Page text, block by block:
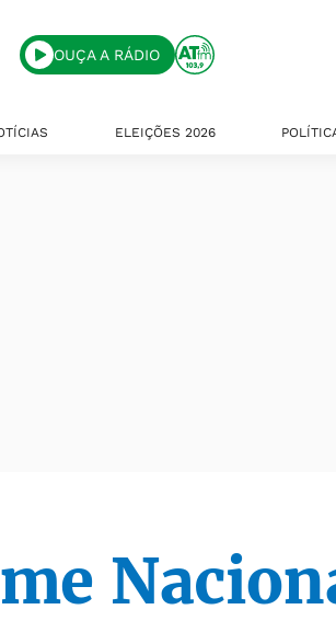
OUÇA A RÁDIO
ELEIÇÕES 2026